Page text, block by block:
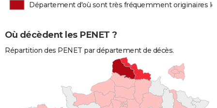
Département d'où sont très fréquemment originaires
Où décèdent les PENET ?
Répartition des PENET par département de décès.